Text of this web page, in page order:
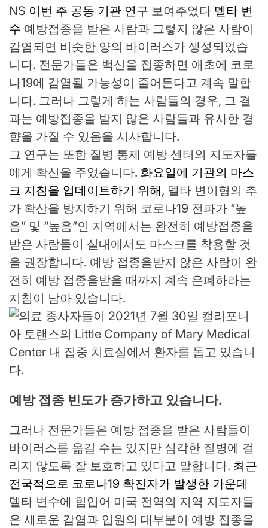
NS 이번 주 공동 기관 연구 보여주었다 델타 변
수 예방접종을 받은 사람과 그렇지 않은 사람이
감염되면 비슷한 양의 바이러스가 생성되었습
니다. 전문가들은 백신을 접종하면 애초에 코로
나19에 감염될 가능성이 줄어든다고 계속 말합
니다. 그러나 그렇게 하는 사람들의 경우, 그 결
과는 예방접종을 받지 않은 사람들과 유사한 경
향을 가질 수 있음을 시사합니다.
그 연구는 또한 질병 통제 예방 센터의 지도자들
에게 확신을 주었습니다. 화요일에 기관의 마스
크 지침을 업데이트하기 위해, 델타 변이형의 추
가 확산을 방지하기 위해 코로나19 전파가 “높
음” 및 “높음”인 지역에서는 완전히 예방접종을
받은 사람들이 실내에서도 마스크를 착용할 것
을 권장합니다. 예방 접종을받지 않은 사람이 완
전히 예방 접종을받을 때까지 계속 은폐하라는
지침이 남아 있습니다.
예방 접종 빈도가 증가하고 있습니다.
그러나 전문가들은 예방 접종을 받은 사람들이
바이러스를 옮길 수는 있지만 심각한 질병에 걸
리지 않도록 잘 보호하고 있다고 말합니다. 최근
전국적으로 코로나19 확진자가 발생한 가운데
델타 변수에 힘입어 미국 전역의 지역 지도자들
은 새로운 감염과 입원의 대부분이 예방 접종을